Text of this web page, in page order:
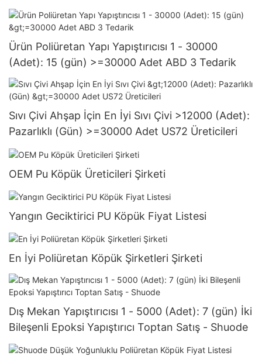
Ürün Poliüretan Yapı Yapıştırıcısı 1 - 30000
(Adet): 15 (gün) >=30000 Adet ABD 3 Tedarik
Sıvı Çivi Ahşap İçin En İyi Sıvı Çivi >12000 (Adet):
Pazarlıklı (Gün) >=30000 Adet US72 Üreticileri
OEM Pu Köpük Üreticileri Şirketi
Yangın Geciktirici PU Köpük Fiyat Listesi
En İyi Poliüretan Köpük Şirketleri Şirketi
Dış Mekan Yapıştırıcısı 1 - 5000 (Adet): 7 (gün) İki
Bileşenli Epoksi Yapıştırıcı Toptan Satış - Shuode